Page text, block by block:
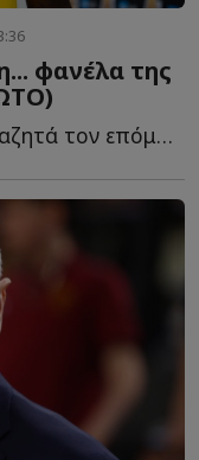
φανέλα της
Ο Αμερικανός σούπερ σταρ αναζητά τον επόμενο σταθμό τ...